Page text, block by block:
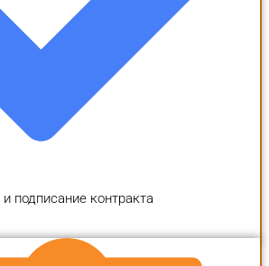
подписание контракта